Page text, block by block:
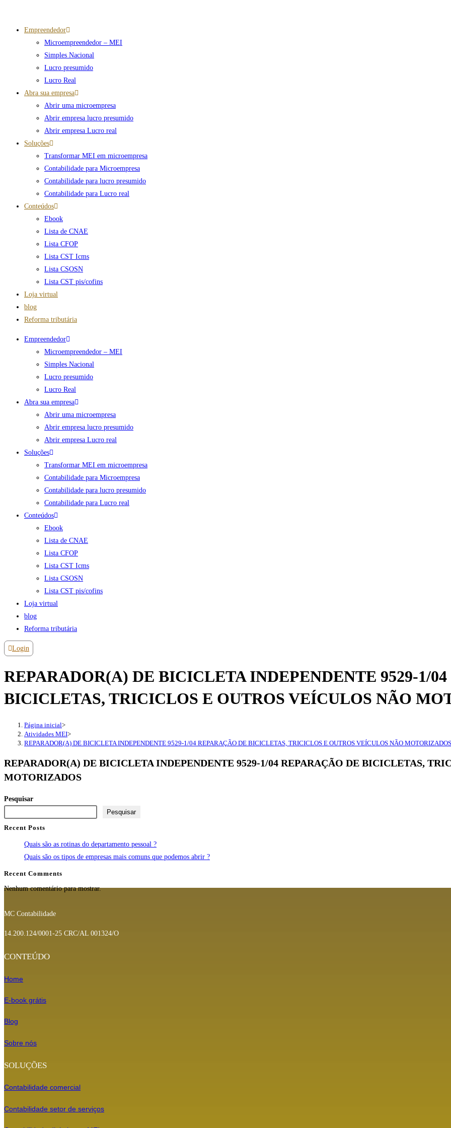
Empreendedor
Microempreendedor – MEI
Simples Nacional
Lucro presumido
Lucro Real
Abra sua empresa
Abrir uma microempresa
Abrir empresa lucro presumido
Abrir empresa Lucro real
Soluções
Transformar MEI em microempresa
Contabilidade para Microempresa
Contabilidade para lucro presumido
Contabilidade para Lucro real
Conteúdos
Ebook
Lista de CNAE
Lista CFOP
Lista CST Icms
Lista CSOSN
Lista CST pis/cofins
Loja virtual
blog
Reforma tributária
Empreendedor
Microempreendedor – MEI
Simples Nacional
Lucro presumido
Lucro Real
Abra sua empresa
Abrir uma microempresa
Abrir empresa lucro presumido
Abrir empresa Lucro real
Soluções
Transformar MEI em microempresa
Contabilidade para Microempresa
Contabilidade para lucro presumido
Contabilidade para Lucro real
Conteúdos
Ebook
Lista de CNAE
Lista CFOP
Lista CST Icms
Lista CSOSN
Lista CST pis/cofins
Loja virtual
blog
Reforma tributária
Login
REPARADOR(A) DE BICICLETA INDEPENDENTE 9529-1/
BICICLETAS, TRICICLOS E OUTROS VEÍCULOS NÃO
Página inicial>
Atividades MEI>
REPARADOR(A) DE BICICLETA INDEPENDENTE 9529-1/04 REPARAÇÃO DE BICICLETAS, TRICICLOS E OUTROS VEÍCULOS NÃO MOTORIZADOS
REPARADOR(A) DE BICICLETA INDEPENDENTE 9529-1/04 REPARAÇÃO DE BICICLETAS,
MOTORIZADOS
Pesquisar
Pesquisar
Recent Posts
Quais são as rotinas do departamento pessoal ?
Quais são os tipos de empresas mais comuns que podemos abrir ?
Recent Comments
Nenhum comentário para mostrar.
MC Contabilidade
14.200.124/0001-25 CRC/AL 001324/O
CONTEÚDO
Home
E-book grátis
Blog
Sobre nós
SOLUÇÕES
Contabilidade comercial
Contabilidade setor de serviços